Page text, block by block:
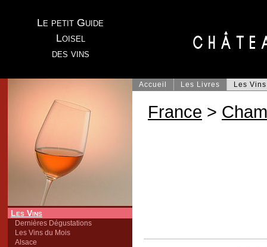
Le petit Guide
Loisel
des vins
Les Vins
Dernières Dégustations
Les Vins du Mois
Alsace
Accueil Les Livres Les Vins
France >